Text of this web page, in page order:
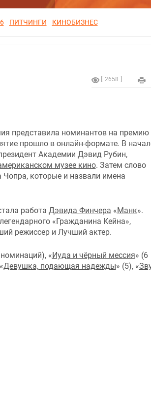
ПИТЧИНГИ КИНОБИЗНЕС
2658
представила номинантов на премию
прошло в онлайн-формате. В
Академии Дэвид Рубин,
музее кино. Затем слово
которые и назвали имена
работа Дэвида Финчера «Манк».
«Гражданина Кейна»,
режиссер и Лучший актер.
« Иуда и чёрный мессия» (6
Девушка, подающая надежды» (5), «